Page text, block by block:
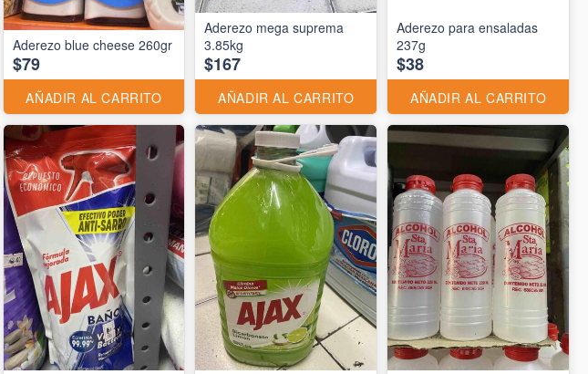
Aderezo blue cheese 260gr
$79
AÑADIR AL CARRITO
Aderezo mega suprema
3.85kg
$167
AÑADIR AL CARRITO
Aderezo para ensaladas
237g
$38
AÑADIR AL CARRITO